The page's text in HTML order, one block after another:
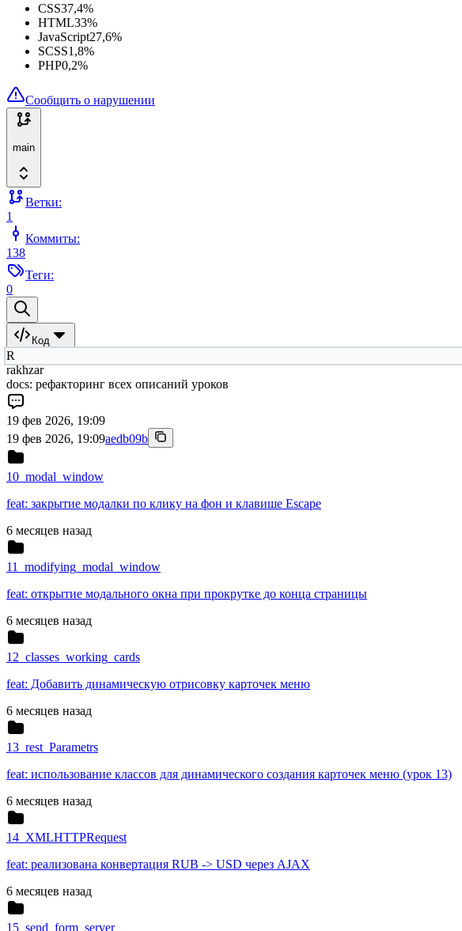
CSS37,4%
HTML33%
JavaScript27,6%
SCSS1,8%
PHP0,2%
Сообщить о нарушении
main
Ветки:
1
Коммиты:
138
Теги:
0
Код
R
rakhzar
docs: рефакторинг всех описаний уроков
19 фев 2026, 19:09
19 фев 2026, 19:09aedb09b
10_modal_window
feat: закрытие модалки по клику на фон и клавише Escape
6 месяцев назад
11_modifying_modal_window
feat: открытие модального окна при прокрутке до конца страницы
6 месяцев назад
12_classes_working_cards
feat: Добавить динамическую отрисовку карточек меню
6 месяцев назад
13_rest_Parametrs
feat: использование классов для динамического создания карточек меню (урок 13)
6 месяцев назад
14_XMLHTTPRequest
feat: реализована конвертация RUB -> USD через AJAX
6 месяцев назад
15_send_form_server